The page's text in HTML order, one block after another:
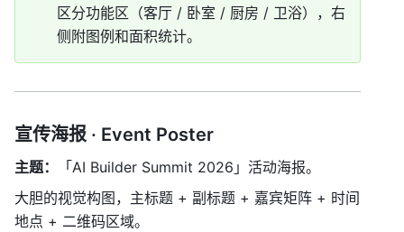
区分功能区（客厅 / 卧室 / 厨房 / 卫浴），右
侧附图例和面积统计。
宣传海报 · Event Poster
主题：
「AI Builder Summit 2026」活动海报。
大胆的视觉构图，主标题 + 副标题 + 嘉宾矩阵 + 时间
地点 + 二维码区域。